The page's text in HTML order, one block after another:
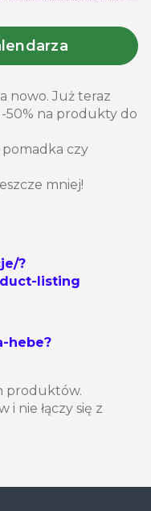
nowo. Już teraz
50% na produkty do
pomadka czy
mniej!
?
listing
hebe?
produktów.
i nie łączy się z